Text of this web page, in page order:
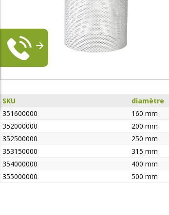
SKU diamètre
351600000
160 mm
352000000
200 mm
352500000
250 mm
353150000
315 mm
354000000
400 mm
355000000
500 mm